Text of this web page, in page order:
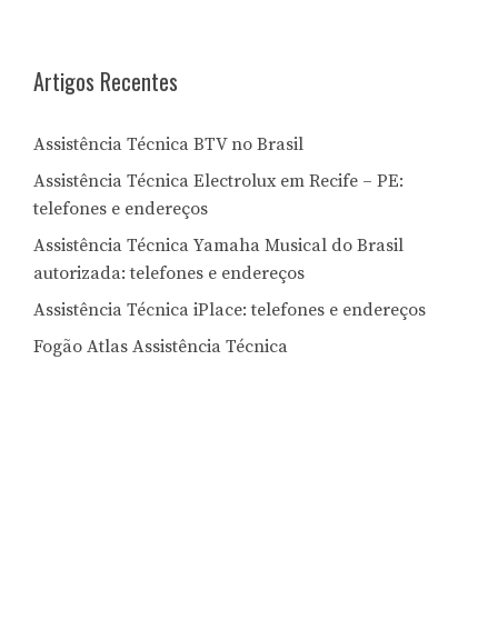
Artigos Recentes
Assistência Técnica BTV no Brasil
Assistência Técnica Electrolux em Recife – PE:
telefones e endereços
Assistência Técnica Yamaha Musical do Brasil
autorizada: telefones e endereços
Assistência Técnica iPlace: telefones e endereços
Fogão Atlas Assistência Técnica